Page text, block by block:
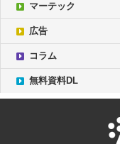
マーテック
広告
コラム
無料資料DL